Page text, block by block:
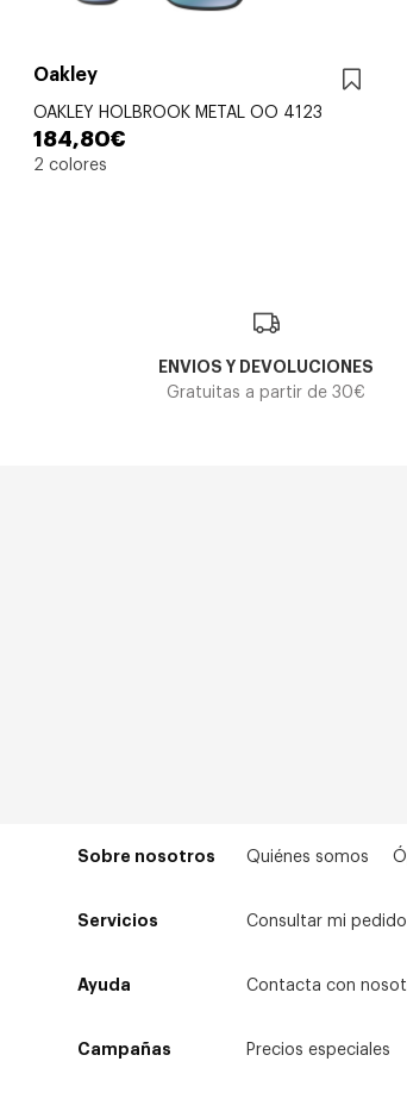
Oakley
OAKLEY HOLBROOK METAL OO 4123
184,80€
2 colores
ENVIOS Y DEVOLUCIONES
Gratuitas a partir de 30€
Sobre nosotros Quiénes somos
Servicios Consultar mi pedido
Ayuda Contacta con
Campañas Precios especiales